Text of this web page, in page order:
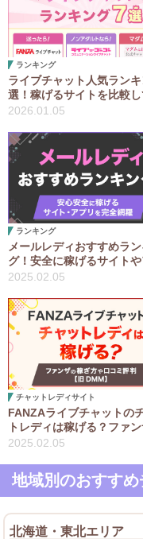
ランキング
ライブチャット人気ラン
選！稼げるサイトを比較
すすめを紹介【2026年最新
2026.01.05
ランキング
メールレディおすすめラ
グ！安全に稼げるサイト
リを比較解説
2025.02.05
チャットレディサイト
FANZAライブチャットの
トレディは稼げる？ファ
ャトレの稼ぎ方や口コミ評
2025.02.05
地域別のおすす
北海道・東北エリア